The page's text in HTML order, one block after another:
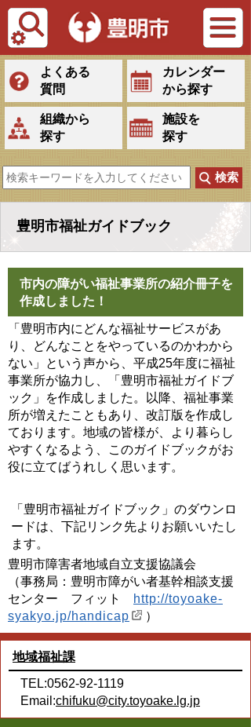
Tiếng Việt
よくある
質問
カレンダー
から探す
組織から
探す
施設を
探す
豊明市福祉ガイドブック
市内の障がい福祉事業所の紹介冊子を
作成しました！
「豊明市内にどんな福祉サービスがあ
り、どんなことをやっているのかわから
ない」という声から、平成25年度に福祉
事業所が協力し、「豊明市福祉ガイドブ
ック」を作成しました。以降、福祉事業
所が増えたこともあり、改訂版を作成し
ております。地域の皆様が、より暮らし
やすくなるよう、このガイドブックがお
役に立てばうれしく思います。
「豊明市福祉ガイドブック」のダウンロ
ードは、下記リンク先よりお願いいたし
ます。
豊明市障害者地域自立支援協議会
（事務局：豊明市障がい者基幹相談支援
センター フィット
http://toyoake-
syakyo.jp/handicap
）
地域福祉課
TEL:0562-92-1119
Email:chifuku@city.toyoake.lg.jp